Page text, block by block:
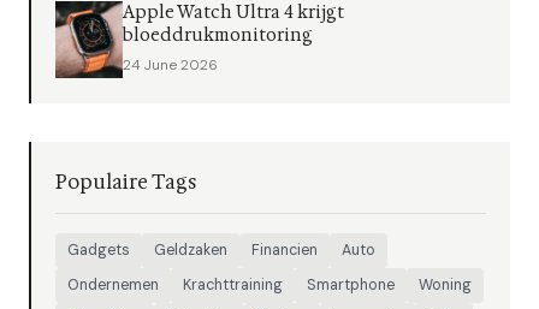
Apple Watch Ultra 4 krijgt
bloeddrukmonitoring
24 June 2026
Populaire Tags
Gadgets Geldzaken Financien
Auto
Ondernemen
Krachttraining Smartphone
Woning